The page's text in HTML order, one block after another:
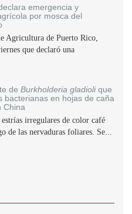
emergencia y
por mosca del
Agricultura de Puerto Rico,
que declaró una
de Burkholderia gladiolique
bacterianas en hojas de caña
China
estrías irregulares de color café
de las nervaduras foliares. Se...